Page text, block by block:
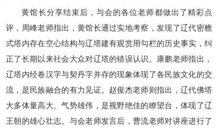
黄馆长分享结束后，与会的各位老师都做出了精彩点
评，周峰老师指出，黄馆长通过实地考察，发现了辽代密檐
式塔内存在空心结构与辽塔建有观赏用勾栏的历史事实，纠
正了长期以来社会大众对辽塔的错误认识。康鹏老师指出，
辽塔内经卷汉字与契丹字并存的现象体现了各民族文化的交
流，是民族融合的有力见证。赵俊杰老师则指出，辽代佛塔
大多体量高大、气势雄伟，是视野绝佳的瞭望台，体现了辽
王朝的雄心壮志。与会老师发言后，曹流老师对讲座进行了